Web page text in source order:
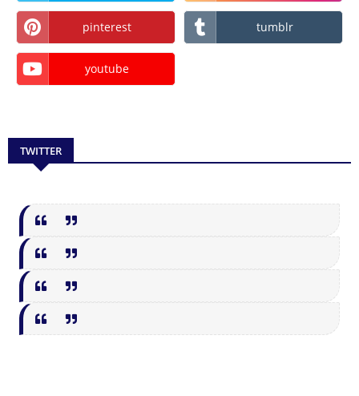
pinterest tumblr
youtube
TWITTER